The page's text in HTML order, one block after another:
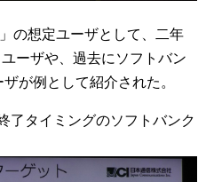
の想定ユーザとして、二年
ーザや、過去にソフトバン
が例として紹介された。
タイミングのソフトバンク